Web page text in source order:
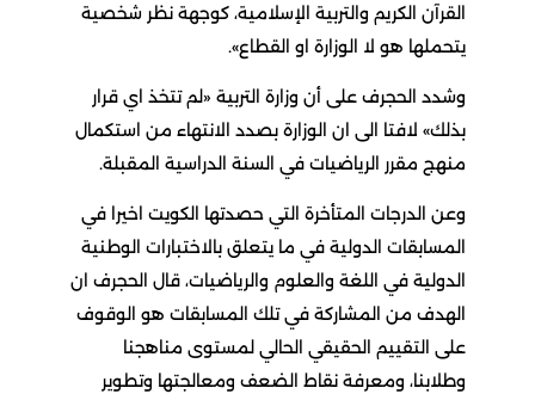
القرآن الكريم والتربية الإسلامية، كوجهة نظر شخصية
يتحملها هو لا الوزارة او القطاع».
وشدد الحجرف على أن وزارة التربية «لم تتخذ اي قرار
بذلك» لافتا الى ان الوزارة بصدد الانتهاء من استكمال
منهج مقرر الرياضيات في السنة الدراسية المقبلة.
وعن الدرجات المتأخرة التي حصدتها الكويت اخيرا في
المسابقات الدولية في ما يتعلق بالاختبارات الوطنية
الدولية في اللغة والعلوم والرياضيات، قال الحجرف ان
الهدف من المشاركة في تلك المسابقات هو الوقوف
على التقييم الحقيقي الحالي لمستوى مناهجنا
وطلابنا، ومعرفة نقاط الضعف ومعالجتها وتطوير